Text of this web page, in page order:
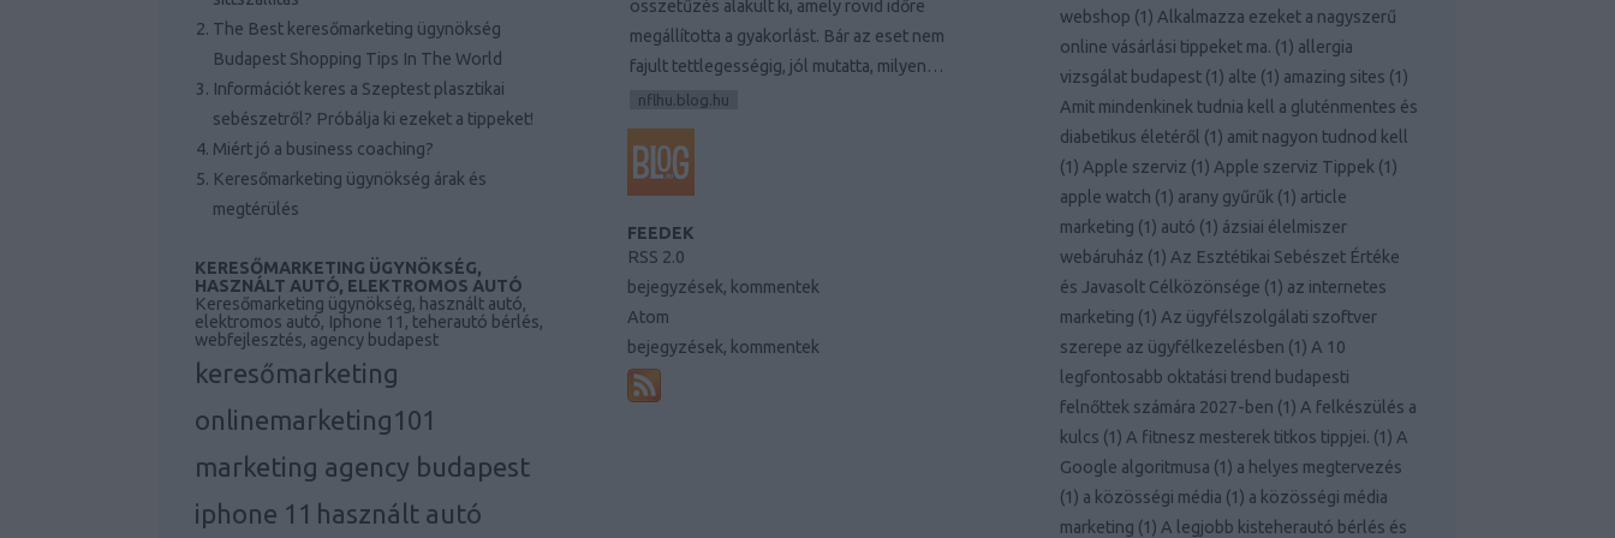
The Best keresőmarketing ügynökség
Budapest Shopping Tips In The World
Információt keres a Szeptest plasztikai
sebészetről? Próbálja ki ezeket a tippeket!
Miért jó a business coaching?
Keresőmarketing ügynökség árak és
megtérülés
KERESŐMARKETING ÜGYNÖKSÉG,
HASZNÁLT AUTÓ, ELEKTROMOS AUTÓ
Keresőmarketing ügynökség, használt autó,
elektromos autó, Iphone 11, teherautó bérlés,
webfejlesztés, agency budapest
keresőmarketing
onlinemarketing101
marketing agency budapest
iphone 11 használt autó
összetűzés alakult ki, amely rövid időre
megállította a gyakorlást. Bár az eset nem
fajult tettlegességig, jól mutatta, milyen…
nflhu.blog.hu
FEEDEK
RSS 2.0
bejegyzések, kommentek
Atom
bejegyzések, kommentek
webshop (1) Alkalmazza ezeket a nagyszerű
online vásárlási tippeket ma. (1) allergia
vizsgálat budapest (1) alte (1) amazing sites (1)
Amit mindenkinek tudnia kell a gluténmentes és
diabetikus életéről (1) amit nagyon tudnod kell
(1) Apple szerviz (1) Apple szerviz Tippek (1)
apple watch (1) arany gyűrűk (1) article
marketing (1) autó (1) ázsiai élelmiszer
webáruház (1) Az Esztétikai Sebészet Értéke
és Javasolt Célközönsége (1) az internetes
marketing (1) Az ügyfélszolgálati szoftver
szerepe az ügyfélkezelésben (1) A 10
legfontosabb oktatási trend budapesti
felnőttek számára 2027-ben (1) A felkészülés a
kulcs (1) A fitnesz mesterek titkos tippjei. (1) A
Google algoritmusa (1) a helyes megtervezés
(1) a közösségi média (1) a közösségi média
marketing (1) A legjobb kisteherautó bérlés és